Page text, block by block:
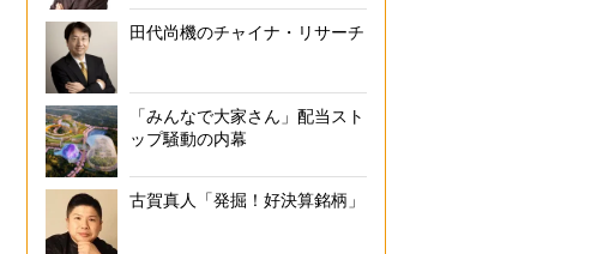
田代尚機のチャイナ・リサーチ
「みんなで大家さん」配当スト
ップ騒動の内幕
古賀真人「発掘！好決算銘柄」